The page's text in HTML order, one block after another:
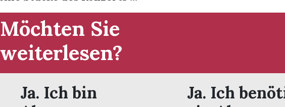
Möchten Sie
weiterlesen?
Ja. Ich bin
Ja. Ich